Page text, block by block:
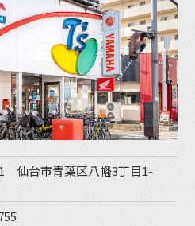
仙台市青葉区八幡3丁目1-